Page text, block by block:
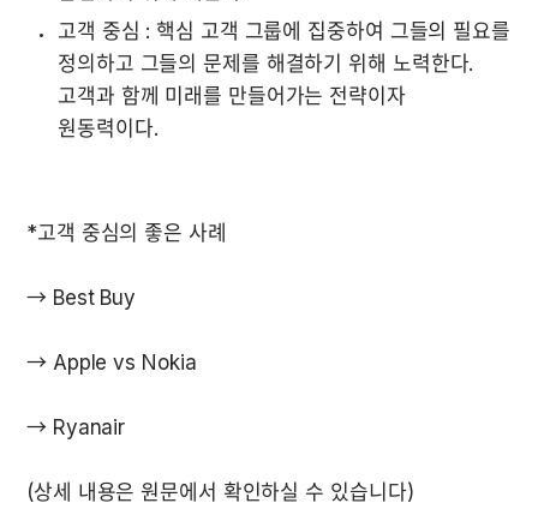
고객 중심 : 핵심 고객 그룹에 집중하여 그들의 필요를
정의하고 그들의 문제를 해결하기 위해 노력한다.
고객과 함께 미래를 만들어가는 전략이자
원동력이다.
*고객 중심의 좋은 사례
→ Best Buy
→ Apple vs Nokia
→ Ryanair
(상세 내용은 원문에서 확인하실 수 있습니다)